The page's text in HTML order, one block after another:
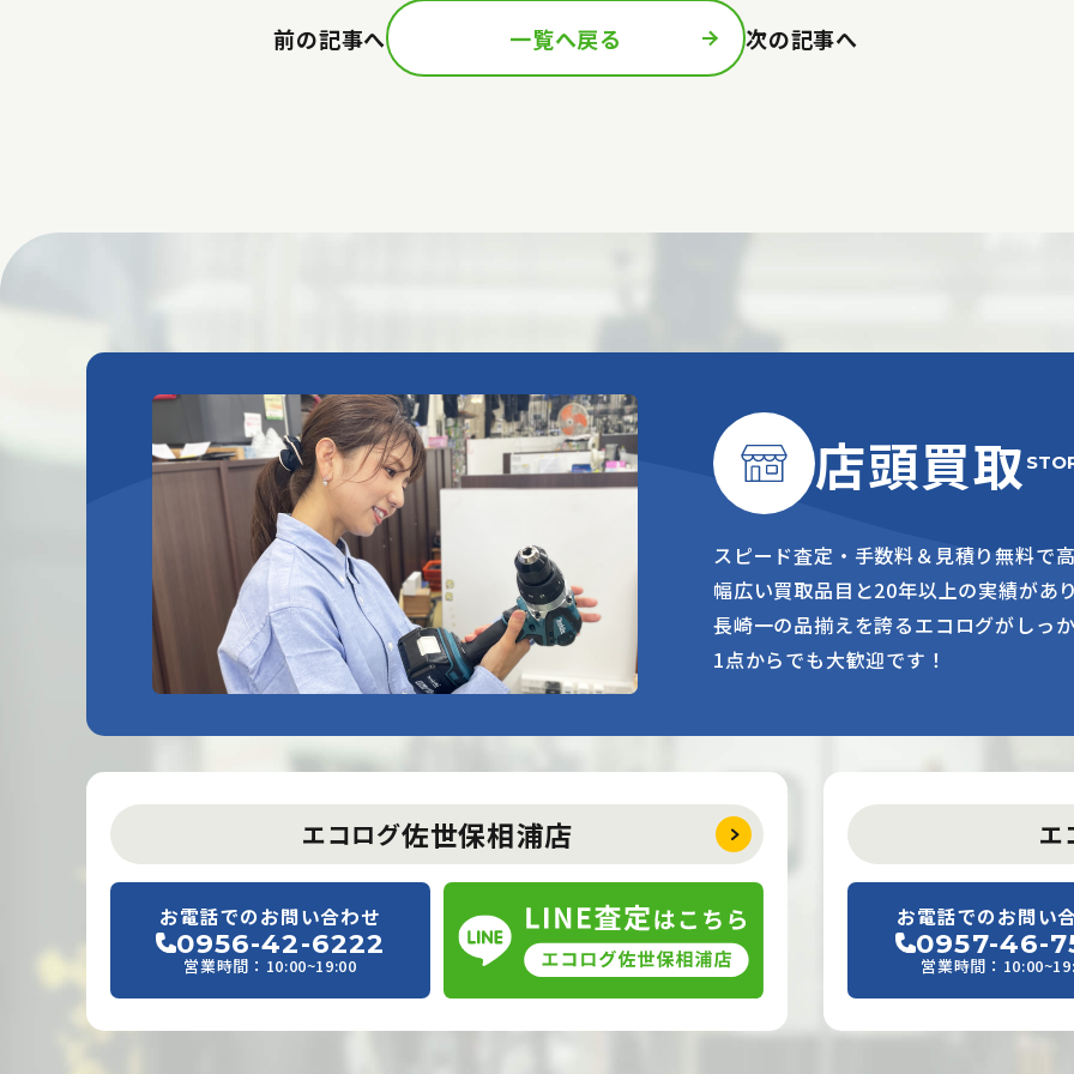
前の記事へ 一覧へ戻る 次の記事へ
店頭買取
スピード査定・手数料＆見積り無料で
幅広い買取品目と20年以上の実績があ
長崎一の品揃えを誇るエコログがしっ
1点からでも大歓迎です！
エコログ佐世保相浦店
お電話でのお問い合わせ
0956-42-6222
営業時間：10:00~19:00
エ
お電話でのお問い
0957-46-
営業時間：